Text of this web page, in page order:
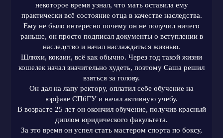
некоторое время узнал, что мать оставила ему
практически всё состояние отца в качестве наследства.
Ему не было интересно почему он не получил ничего
раньше, он просто подписал документы о вступлении в
наследство и начал наслаждаться жизнью.
Шлюхи, кокаин, всё как обычно. Через год такой жизни
кошелек начал значительно худеть, поэтому Саша решил
взяться за голову.
Он дал на лапу ректору, оплатил себе обучение на
юрфаке СПбГУ и начал активную учебу.
В возрасте 25 лет он окончил обучение, получив красный
диплом юридического факультета.
За это время он успел стать мастером спорта по боксу,